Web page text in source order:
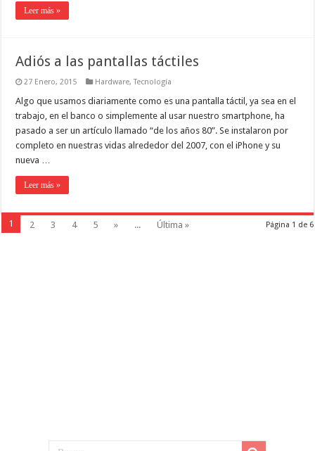
Leer más »
Adiós a las pantallas táctiles
27 Enero, 2015 Hardware,Tecnología
Algo que usamos diariamente como es una pantalla táctil, ya sea en el
trabajo, en el banco o simplemente al usar nuestro smartphone, ha
pasado a ser un artículo llamado “de los años 80”. Se instalaron por
completo en nuestras vidas alrededor del 2007, con el iPhone y su
nueva …
Leer más »
Página 1 de 6
1 2 3 4 5 » ... Última »